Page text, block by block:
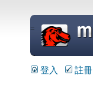
=
登入 註冊